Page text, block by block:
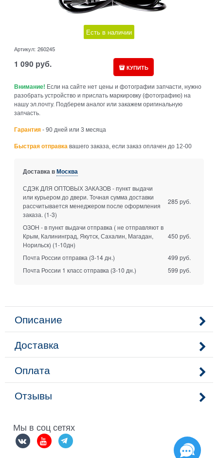
Есть в наличии
Артикул: 260245
1 090 руб. КУПИТЬ
Внимание! Если на сайте нет цены и фотографии запчасти, нужно
разобрать устройство и прислать маркировку (фотографию) на
нашу эл.почту. Подберем аналог или закажем оригинальную
запчасть.
Гарантия - 90 дней или 3 месяца
Быстрая отправка вашего заказа, если заказ оплачен до 12-00
Доставка вМосква
СДЭК ДЛЯ ОПТОВЫХ ЗАКАЗОВ - пункт выдачи
или курьером до двери. Точная сумма доставки
рассчитывается менеджером после оформления
заказа. (1-3)
285 руб.
ОЗОН - в пункт выдачи отправка ( не отправляют в
Крым, Калининград, Якутск, Сахалин, Магадан,
Норильск) (1-10дн)
450 руб.
Почта России отправка (3-14 дн.)
499 руб.
Почта России 1 класс отправка (3-10 дн.) 599 руб.
Описание
Доставка
Оплата
Отзывы
Мы в соц сетях